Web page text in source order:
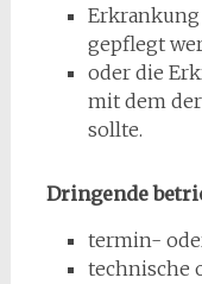
gepflegt
oder die
mit dem
sollte.
Dringende
termin-
technische